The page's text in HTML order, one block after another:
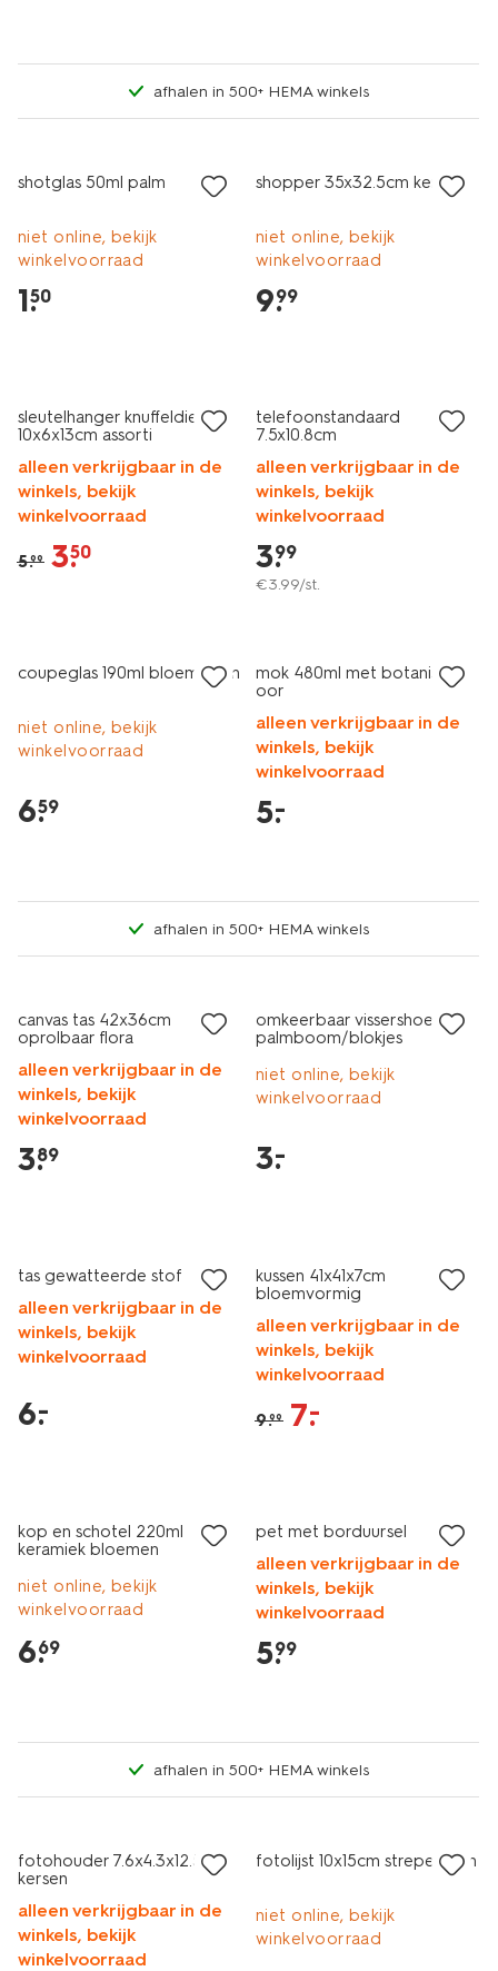
afhalen in 500+ HEMA winkels
shotglas 50ml palm
niet online, bekijk
winkelvoorraad
1.
50
shopper 35x32.5cm kersen
niet online, bekijk
winkelvoorraad
9.
99
sleutelhanger knuffeldier
10x6x13cm assorti
alleen verkrijgbaar in de
winkels, bekijk
winkelvoorraad
5.99 3.
50
telefoonstandaard
7.5x10.8cm
alleen verkrijgbaar in de
winkels, bekijk
winkelvoorraad
3.
99
€3.99/st.
coupeglas 190ml bloemvorm
niet online, bekijk
winkelvoorraad
6.
59
mok 480ml met botanisch
oor
alleen verkrijgbaar in de
winkels, bekijk
winkelvoorraad
5.
–
afhalen in 500+ HEMA winkels
canvas tas 42x36cm
oprolbaar flora
alleen verkrijgbaar in de
winkels, bekijk
winkelvoorraad
3.
89
omkeerbaar vissershoedje
palmboom/blokjes
niet online, bekijk
winkelvoorraad
3.
–
tas gewatteerde stof
alleen verkrijgbaar in de
winkels, bekijk
winkelvoorraad
6.
–
kussen 41x41x7cm
bloemvormig
alleen verkrijgbaar in de
winkels, bekijk
winkelvoorraad
9.99 7.
–
kop en schotel 220ml
keramiek bloemen
niet online, bekijk
winkelvoorraad
6.
69
pet met borduursel
alleen verkrijgbaar in de
winkels, bekijk
winkelvoorraad
5.
99
afhalen in 500+ HEMA winkels
fotohouder 7.6x4.3x12.5cm
kersen
alleen verkrijgbaar in de
winkels, bekijk
winkelvoorraad
fotolijst 10x15cm strepen zon
niet online, bekijk
winkelvoorraad